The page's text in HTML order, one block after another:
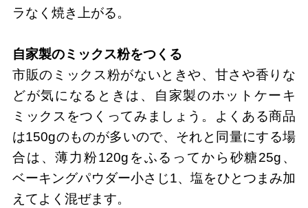
ラなく焼き上がる。
自家製のミックス粉をつくる
市販のミックス粉がないときや、甘さや香りな
どが気になるときは、自家製のホットケーキ
ミックスをつくってみましょう。よくある商品
は150gのものが多いので、それと同量にする場
合は、薄力粉120gをふるってから砂糖25g、
ベーキングパウダー小さじ1、塩をひとつまみ加
えてよく混ぜます。